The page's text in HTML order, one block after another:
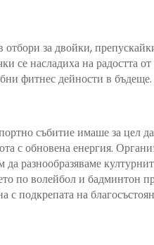
за двойки,
се насладиха на радостта
фитнес дейности в бъдеще.
събитие имаше за цел
с обновена енергия.
разнообразяваме
по волейбол и
подкрепата на